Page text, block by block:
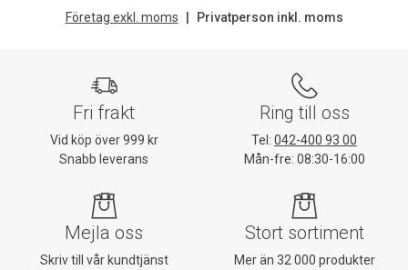
Företag exkl. moms Privatperson inkl. moms
Fri frakt
Vid köp över 999 kr
Snabb leverans
Ring till oss
Tel: 042-400 93 00
Mån-fre: 08:30-16:00
Mejla oss
Skriv till vår kundtjänst
Stort sortiment
Mer än 32 000 produkter